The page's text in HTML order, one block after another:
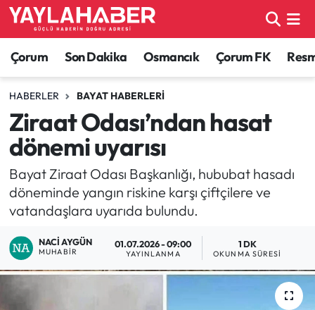
Çorum Son Dakika Osmancık Çorum FK
HABERLER BAYAT HABERLERI
Ziraat Odası’ndan hasat
dönemi uyarısı
Bayat Ziraat Odası Başkanlığı, hububat hasadı
döneminde yangın riskine karşı çiftçilere ve
vatandaşlara uyarıda bulundu.
NACI AYGÜN
MUHABIR
01.07.2026 - 09:00
YAYINLANMA
1 DK
OKUNMA SÜRESI
Alaca Haberleri
Bayat Haberleri
Bilgi - Keşfet Haberleri
Bilim ve Teknoloji
Boğazkale Haberleri
Çorum Son Dakika Haberleri
Çorum Nöbetçi Eczaneler
Çorum Hava Durumu
Çorum Namaz Vakitleri
Çorum Trafik Yoğunluk Haritası
TFF 1.Lig Puan Durumu ve Fikstür
Son Dakika Haberleri